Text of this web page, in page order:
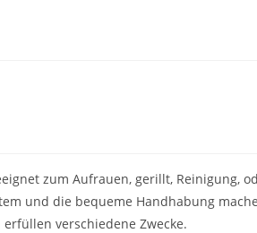
zum Aufrauen, gerillt,
und die bequeme Handhabung
verschiedene Zwecke.